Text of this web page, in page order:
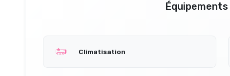
Climatisation